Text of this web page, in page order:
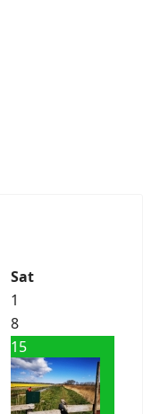
Sat
1
8
15